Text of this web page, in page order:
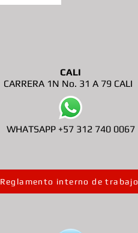
CALI
CARRERA 1N No. 31 A 79 CALI
WHATSAPP +57 312 740 0067
Reglamento interno de trabajo